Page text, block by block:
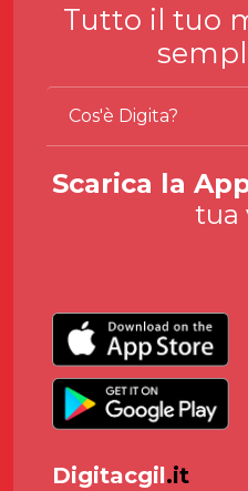
Tutto il tuo
Cos'è Digita?
Scarica la
tua
Digitacgil .it